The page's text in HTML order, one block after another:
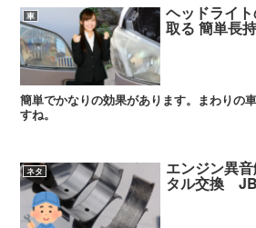
車 ヘッドライ
取る 簡単長
簡単でかなりの効果があります。まわりの
すね。
ネタ エンジン異
タル交換